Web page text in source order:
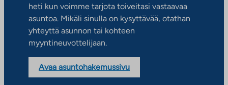
heti kun voimme tarjota toiveitasi vastaavaa
asuntoa. Mikäli sinulla on kysyttävää, otathan
yhteyttä asunnon tai kohteen
myyntineuvottelijaan.
Avaa asuntohakemussivu